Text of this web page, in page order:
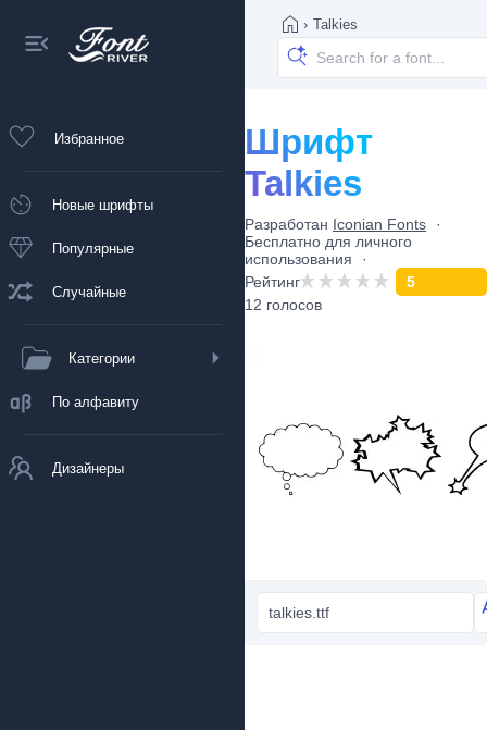
Избранное
Новые шрифты
Популярные
Случайные
Категории
По алфавиту
Дизайнеры
› Talkies
Шрифт
Talkies
Разработан Iconian Fonts
Бесплатно для личного
использования
Рейтинг
5
12 голосов
talkies.ttf